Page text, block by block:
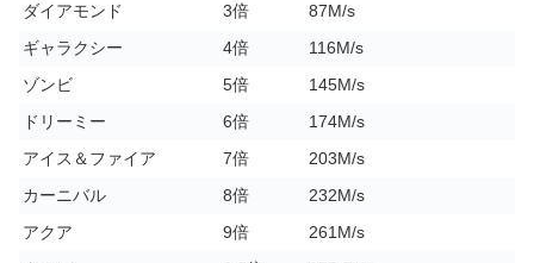
ダイアモンド
3倍
87M/s
ギャラクシー
4倍
116M/s
ゾンビ
5倍
145M/s
ドリーミー
6倍
174M/s
アイス＆ファイア
7倍
203M/s
カーニバル
8倍
232M/s
アクア
9倍
261M/s